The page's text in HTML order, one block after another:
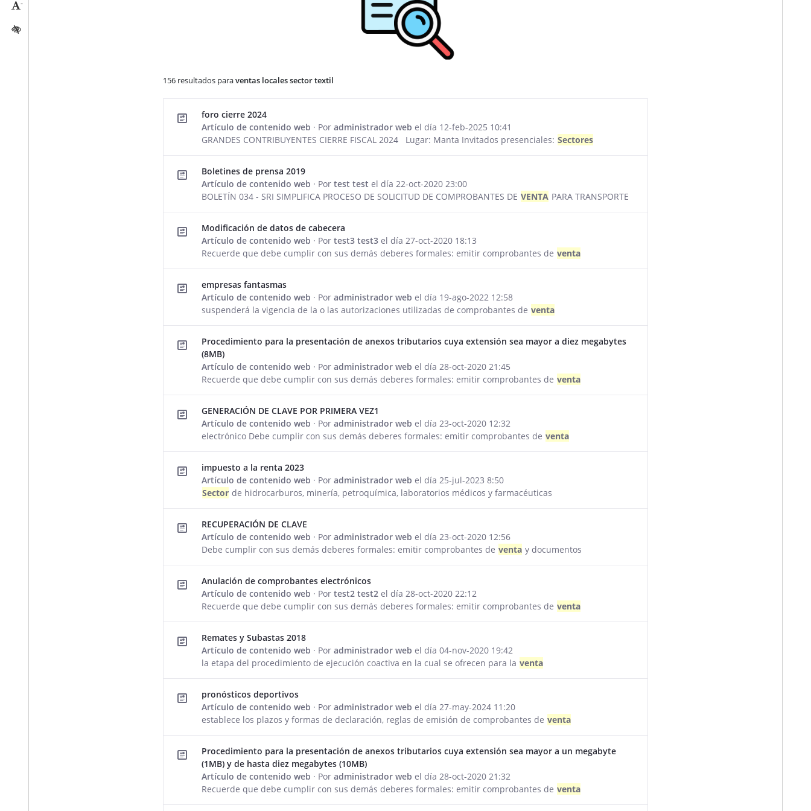
-Reducir tamaño caracteres
Activar/quitar contraste
156 resultados paraventas locales sector textil
foro cierre 2024
Artículo de contenido web · Poradministrador web el día 12-feb-2025 10:41
GRANDES CONTRIBUYENTES CIERRE FISCAL 2024 Lugar: Manta Invitados presenciales: Sectores
Boletines de prensa 2019
Artículo de contenido web · Portest test el día 22-oct-2020 23:00
BOLETÍN 034 - SRI SIMPLIFICA PROCESO DE SOLICITUD DE COMPROBANTES DE VENTA PARA TRANSPORTE
Modificación de datos de cabecera
Artículo de contenido web · Portest3 test3 el día 27-oct-2020 18:13
Recuerde que debe cumplir con sus demás deberes formales: emitir comprobantes de venta
empresas fantasmas
Artículo de contenido web · Poradministrador web el día 19-ago-2022 12:58
suspenderá la vigencia de la o las autorizaciones utilizadas de comprobantes de venta
Procedimiento para la presentación de anexos tributarios cuya extensión sea mayor a diez megabytes
(8MB)
Artículo de contenido web · Poradministrador web el día 28-oct-2020 21:45
Recuerde que debe cumplir con sus demás deberes formales: emitir comprobantes de venta
GENERACIÓN DE CLAVE POR PRIMERA VEZ1
Artículo de contenido web · Poradministrador web el día 23-oct-2020 12:32
electrónico Debe cumplir con sus demás deberes formales: emitir comprobantes de venta
impuesto a la renta 2023
Artículo de contenido web · Poradministrador web el día 25-jul-2023 8:50
Sector de hidrocarburos, minería, petroquímica, laboratorios médicos y farmacéuticas
RECUPERACIÓN DE CLAVE
Artículo de contenido web · Poradministrador web el día 23-oct-2020 12:56
Debe cumplir con sus demás deberes formales: emitir comprobantes de venta y documentos
Anulación de comprobantes electrónicos
Artículo de contenido web · Portest2 test2 el día 28-oct-2020 22:12
Recuerde que debe cumplir con sus demás deberes formales: emitir comprobantes de venta
Remates y Subastas 2018
Artículo de contenido web · Poradministrador web el día 04-nov-2020 19:42
la etapa del procedimiento de ejecución coactiva en la cual se ofrecen para la venta
pronósticos deportivos
Artículo de contenido web · Poradministrador web el día 27-may-2024 11:20
establece los plazos y formas de declaración, reglas de emisión de comprobantes de venta
Procedimiento para la presentación de anexos tributarios cuya extensión sea mayor a un megabyte
(1MB) y de hasta diez megabytes (10MB)
Artículo de contenido web · Poradministrador web el día 28-oct-2020 21:32
Recuerde que debe cumplir con sus demás deberes formales: emitir comprobantes de venta